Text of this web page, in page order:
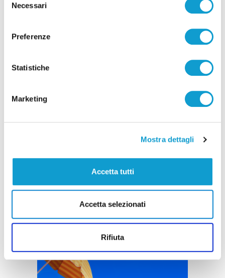
delNecessari
Preferenze
Statistiche
Marketing
Mostra dettagli
Accetta tutti
Accetta selezionati
Rifiuta